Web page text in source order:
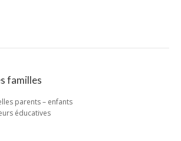
familles
parents – enfants
éducatives